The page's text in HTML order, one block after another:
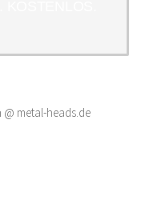
@ metal-heads.de